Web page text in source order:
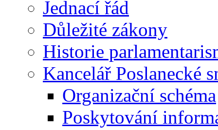
Jednací řád
Důležité zákony
Historie
Kancelář Poslanecké
Organizační schéma
Poskytování